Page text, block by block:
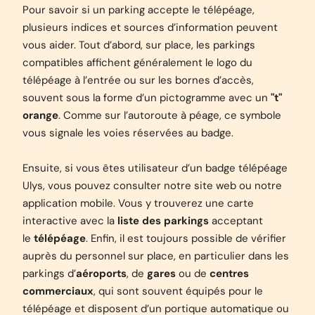
Pour savoir si un parking accepte le télépéage,
plusieurs indices et sources d’information peuvent
vous aider. Tout d’abord, sur place, les parkings
compatibles affichent généralement le logo du
télépéage à l’entrée ou sur les bornes d’accès,
souvent sous la forme d’un pictogramme avec un "t"
orange. Comme sur l’autoroute à péage, ce symbole
vous signale les voies réservées au badge.
Ensuite, si vous êtes utilisateur d’un badge télépéage
Ulys, vous pouvez consulter notre site web ou notre
application mobile. Vous y trouverez une carte
interactive avec la liste des parkings acceptant
le télépéage. Enfin, il est toujours possible de vérifier
auprès du personnel sur place, en particulier dans les
parkings d’aéroports, de gares ou de centres
commerciaux, qui sont souvent équipés pour le
télépéage et disposent d’un portique automatique ou